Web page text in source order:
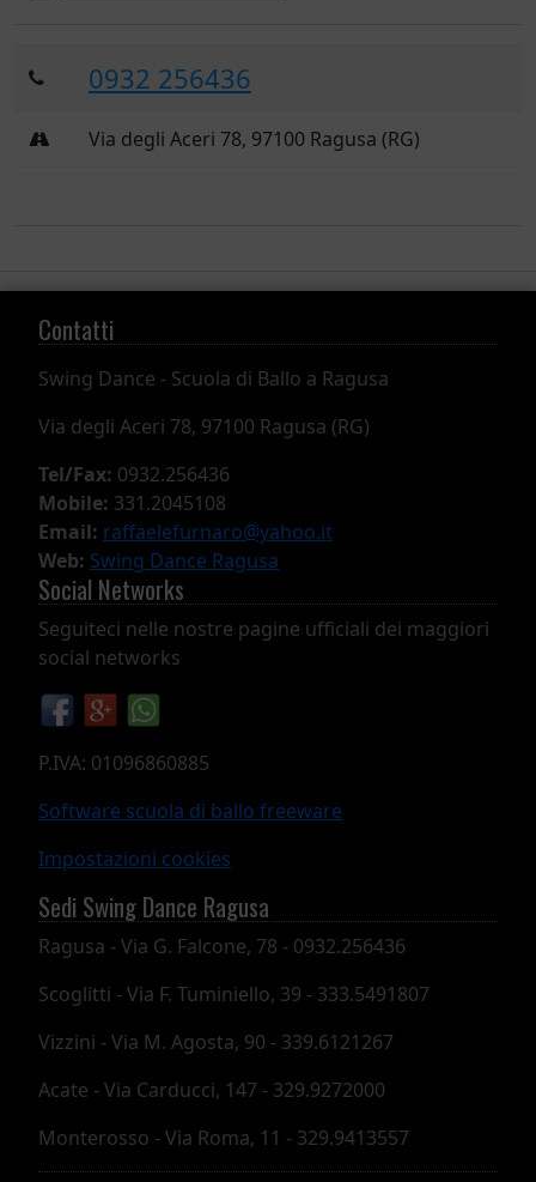
0932 256436
Via degli Aceri 78, 97100 Ragusa (RG)
Contatti
Swing Dance - Scuola di Ballo a Ragusa
Via degli Aceri 78, 97100 Ragusa (RG)
Tel/Fax: 0932.256436
Mobile: 331.2045108
Email: raffaelefurnaro@yahoo.it
Web: Swing Dance Ragusa
Social Networks
Seguiteci nelle nostre pagine ufficiali dei maggiori
social networks
P.IVA: 01096860885
Software scuola di ballo freeware
Impostazioni cookies
Sedi Swing Dance Ragusa
Ragusa - Via G. Falcone, 78 - 0932.256436
Scoglitti - Via F. Tuminiello, 39 - 333.5491807
Vizzini - Via M. Agosta, 90 - 339.6121267
Acate - Via Carducci, 147 - 329.9272000
Monterosso - Via Roma, 11 - 329.9413557